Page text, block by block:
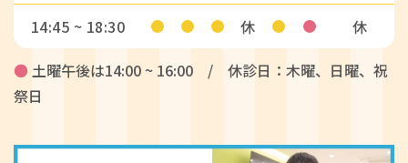
14:45 ~ 18:30 休
休
● 土曜午後は14:00 ~ 16:00 / 休診日：木曜、日曜、祝
祭日